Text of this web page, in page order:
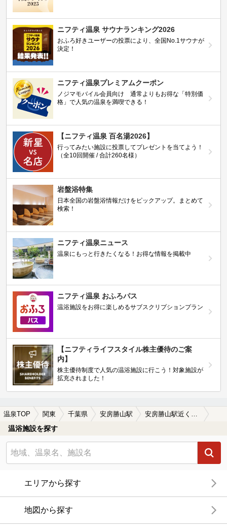
ニフティ温泉 サウナランキング2026
おふろ好きユーザーの投票により、全国No.1サウナが
決定！
ニフティ温泉プレミアムクーポン
ノジマモバイル会員向け 通常よりもお得な「特別価
格」で人気の温泉を満喫できる！
【ニフティ温泉 百名湯2026】
行ってみたい施設に投票してプレゼントを当てよう！
（全10回開催 / 合計260名様）
岩盤浴特集
日本全国の岩盤浴情報だけをピックアップ。まとめて
検索！
ニフティ温泉ニュース
温泉にもっと行きたくなる！お得な情報を掲載中
ニフティ温泉 おふろパス
温浴施設をお得に楽しめるサブスクリプションプラン
【ニフティライフスタイル株主優待のご案
内】
株主優待制度で人気の温浴施設に行こう！対象施設が
拡充されました！
温泉TOP 関東 千葉県 安房勝山駅 安房勝山駅近くの温泉宿・温泉旅館・ホテルおすすめ(2026年版)
温浴施設を探す
エリアから探す
地図から探す